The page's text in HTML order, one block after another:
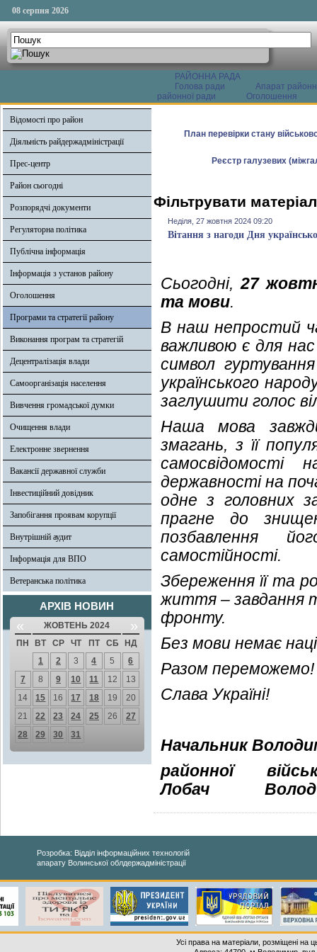
08 серпня 2026
РАЙОННА РАДА
Голова ради
Апарат
районної ради
Оголошення
Відомості про район
Діяльність райдержадміністрації
Прес-центр
Район сьогодні
Розпорядчі документи
Регуляторна політика
Публічна інформація
Інформація з установ району
Оголошення
Програми та стратегії району
Виконання програм та стратегій
Децентралізація влади
Самоорганізація населення
Вивчення громадської думки
Очищення влади
Електронне звернення
Вакансії державної служби
Інвестиційний довідник
Запобігання проявам корупції
Внутрішній аудит
Інформація для ВПО
Ветеранська політика
АРХІВ НОВИН
« ЖОВТЕНЬ 2024 »
ПН ВТ СР ЧТ ПТ СБ
НД
1
2 3 4 5
6
7
8 9 10 11 12
13
14
15 16 17 18 19
20
21
22 23 24 25 26
27
28
29 30 31
План перевірки стану
Реєстр галузевих
Фільтрувати
Неділя, 27 жовтня 2024 09:20
Вітання з нагоди Дня
Сьогодні, 27
та мови.
В наш непростий
важливою є для нас
символ
українського
заглушити голос
Наша мова завжди
змагань, з її
самосвідомості
державності на
одне з головних
прагне до
позбавлення
самостійності.
Збереження її та
життя – завдання
фронту.
Без мови немає
Разом переможемо!
Слава Україні!
Начальник
районної
Лобач
Розробка: Відділ інформаційних технологій
апарату Волинської облдержадміністрації
Усі права на матеріали, розміщені на